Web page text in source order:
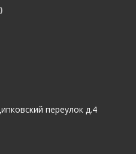
переулок д.4